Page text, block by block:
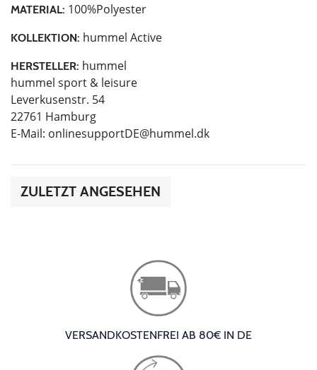
MATERIAL: 100%Polyester
KOLLEKTION: hummel Active
HERSTELLER: hummel
hummel sport & leisure
Leverkusenstr. 54
22761 Hamburg
E-Mail: onlinesupportDE@hummel.dk
ZULETZT ANGESEHEN
VERSANDKOSTENFREI AB 80€ IN DE